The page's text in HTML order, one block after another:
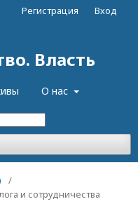
Власть
О нас
Регистрация Вход
/
и сотрудничества